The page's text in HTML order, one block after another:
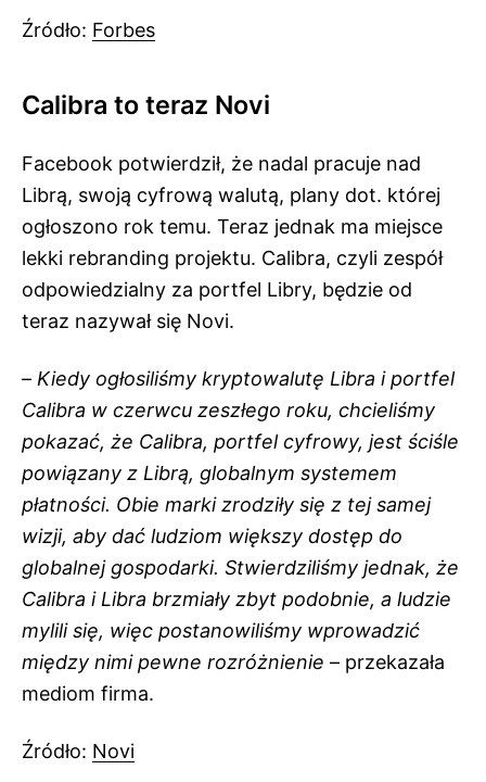
Źródło: Forbes
Calibra to teraz Novi
Facebook potwierdził, że nadal pracuje nad
Librą, swoją cyfrową walutą, plany dot. której
ogłoszono rok temu. Teraz jednak ma miejsce
lekki rebranding projektu. Calibra, czyli zespół
odpowiedzialny za portfel Libry, będzie od
teraz nazywał się Novi.
– Kiedy ogłosiliśmy kryptowalutę Libra i portfel
Calibra w czerwcu zeszłego roku, chcieliśmy
pokazać, że Calibra, portfel cyfrowy, jest ściśle
powiązany z Librą, globalnym systemem
płatności. Obie marki zrodziły się z tej samej
wizji, aby dać ludziom większy dostęp do
globalnej gospodarki. Stwierdziliśmy jednak, że
Calibra i Libra brzmiały zbyt podobnie, a ludzie
mylili się, więc postanowiliśmy wprowadzić
między nimi pewne rozróżnienie – przekazała
mediom firma.
Źródło: Novi